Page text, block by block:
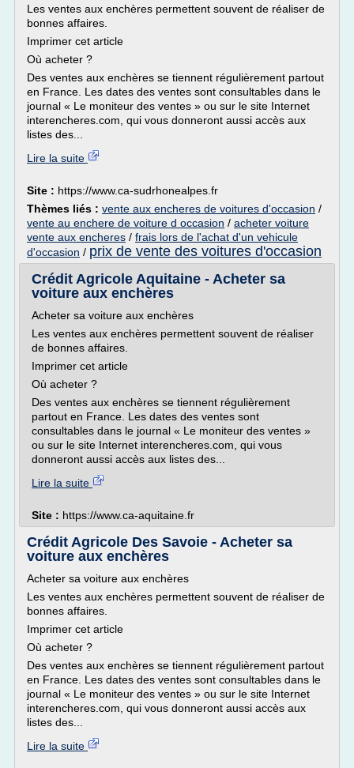
Les ventes aux enchères permettent souvent de réaliser de
bonnes affaires.
Imprimer cet article
Où acheter ?
Des ventes aux enchères se tiennent régulièrement partout
en France. Les dates des ventes sont consultables dans le
journal « Le moniteur des ventes » ou sur le site Internet
interencheres.com, qui vous donneront aussi accès aux
listes des...
Lire la suite
Site : https://www.ca-sudrhonealpes.fr
Thèmes liés : vente aux encheres de voitures d'occasion /
vente au enchere de voiture d occasion / acheter voiture
vente aux encheres / frais lors de l'achat d'un vehicule
d'occasion / prix de vente des voitures d'occasion
Crédit Agricole Aquitaine - Acheter sa
voiture aux enchères
Acheter sa voiture aux enchères
Les ventes aux enchères permettent souvent de réaliser
de bonnes affaires.
Imprimer cet article
Où acheter ?
Des ventes aux enchères se tiennent régulièrement
partout en France. Les dates des ventes sont
consultables dans le journal « Le moniteur des ventes »
ou sur le site Internet interencheres.com, qui vous
donneront aussi accès aux listes des...
Lire la suite
Site : https://www.ca-aquitaine.fr
Crédit Agricole Des Savoie - Acheter sa
voiture aux enchères
Acheter sa voiture aux enchères
Les ventes aux enchères permettent souvent de réaliser de
bonnes affaires.
Imprimer cet article
Où acheter ?
Des ventes aux enchères se tiennent régulièrement partout
en France. Les dates des ventes sont consultables dans le
journal « Le moniteur des ventes » ou sur le site Internet
interencheres.com, qui vous donneront aussi accès aux
listes des...
Lire la suite